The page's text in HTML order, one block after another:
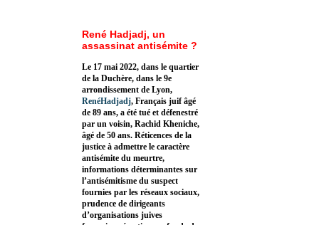
René Hadjadj, un
assassinat antisémite ?
Le 17 mai 2022, dans le quartier
de la Duchère, dans le 9e
arrondissement de Lyon,
RenéHadjadj, Français juif âgé
de 89 ans, a été tué et défenestré
par un voisin, Rachid Kheniche,
âgé de 50 ans. Réticences de la
justice à admettre le caractère
antisémite du meurtre,
informations déterminantes sur
l’antisémitisme du suspect
fournies par les réseaux sociaux,
prudence de dirigeants
d’organisations juives